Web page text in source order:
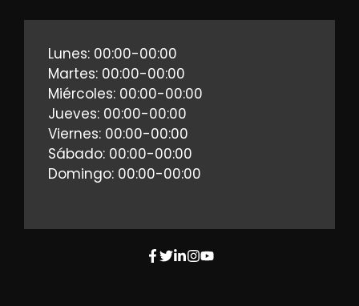
Lunes: 00:00-00:00
Martes: 00:00-00:00
Miércoles: 00:00-00:00
Jueves: 00:00-00:00
Viernes: 00:00-00:00
Sábado: 00:00-00:00
Domingo: 00:00-00:00